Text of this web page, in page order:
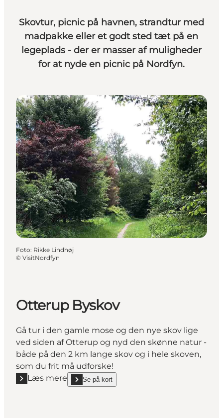
Skovtur, picnic på havnen, strandtur med
madpakke eller et godt sted tæt på en
legeplads - der er masser af muligheder
for at nyde en picnic på Nordfyn.
Foto: Rikke Lindhøj
© VisitNordfyn
Otterup Byskov
Gå tur i den gamle mose og den nye skov lige
ved siden af Otterup og nyd den skønne natur -
både på den 2 km lange skov og i hele skoven,
som du frit må udforske!
Læs mere
Læs mere "Otterup Byskov"
Se på kort
show Otterup Byskov on_map